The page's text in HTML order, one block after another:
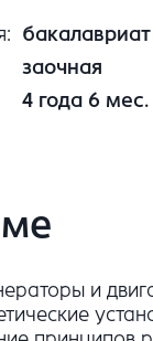
бакалавриат
заочная
4 года 6 мес.
и